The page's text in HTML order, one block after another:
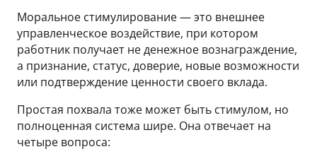
Моральное стимулирование — это внешнее
управленческое воздействие, при котором
работник получает не денежное вознаграждение,
а признание, статус, доверие, новые возможности
или подтверждение ценности своего вклада.
Простая похвала тоже может быть стимулом, но
полноценная система шире. Она отвечает на
четыре вопроса: